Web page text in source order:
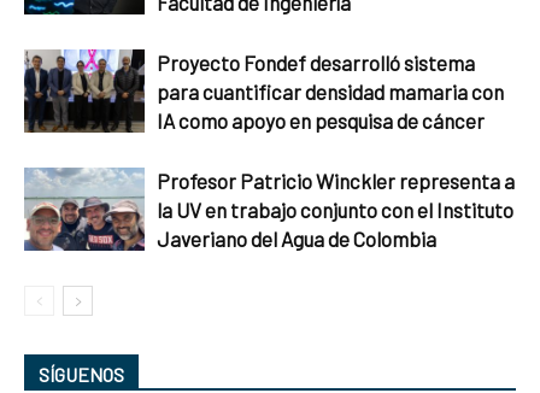
Proyecto Fondef desarrolló sistema
para cuantificar densidad mamaria con
IA como apoyo en pesquisa de cáncer
Profesor Patricio Winckler representa a
la UV en trabajo conjunto con el Instituto
Javeriano del Agua de Colombia
SÍGUENOS